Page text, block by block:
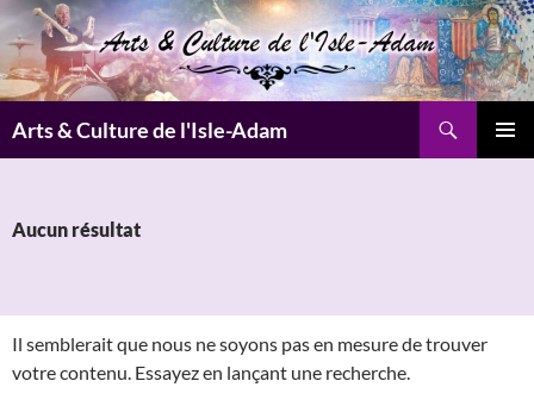
Aller
au
contenu
Arts & Culture de l'Isle-Adam
Aucun résultat
Il semblerait que nous ne soyons pas en mesure de trouver
votre contenu. Essayez en lançant une recherche.